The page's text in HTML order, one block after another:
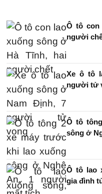
Ô tô con
người
Xe ô tô
người tử
Ô tô
sông ở
Ô tô lao
gia đình